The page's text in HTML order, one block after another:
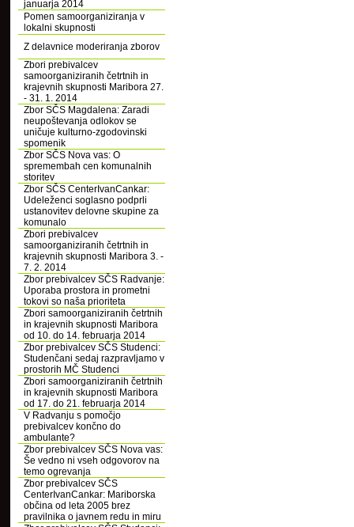
januarja 2014
Pomen samoorganiziranja v
lokalni skupnosti
Z delavnice moderiranja zborov
Zbori prebivalcev
samoorganiziranih četrtnih in
krajevnih skupnosti Maribora 27.
- 31. 1. 2014
Zbor SČS Magdalena: Zaradi
neupoštevanja odlokov se
uničuje kulturno-zgodovinski
spomenik
Zbor SČS Nova vas: O
spremembah cen komunalnih
storitev
Zbor SČS CenterIvanCankar:
Udeleženci soglasno podprli
ustanovitev delovne skupine za
komunalo
Zbori prebivalcev
samoorganiziranih četrtnih in
krajevnih skupnosti Maribora 3. -
7. 2. 2014
Zbor prebivalcev SČS Radvanje:
Uporaba prostora in prometni
tokovi so naša prioriteta
Zbori samoorganiziranih četrtnih
in krajevnih skupnosti Maribora
od 10. do 14. februarja 2014
Zbor prebivalcev SČS Studenci:
Studenčani sedaj razpravljamo v
prostorih MČ Studenci
Zbori samoorganiziranih četrtnih
in krajevnih skupnosti Maribora
od 17. do 21. februarja 2014
V Radvanju s pomočjo
prebivalcev končno do
ambulante?
Zbor prebivalcev SČS Nova vas:
Še vedno ni vseh odgovorov na
temo ogrevanja
Zbor prebivalcev SČS
CenterIvanCankar: Mariborska
občina od leta 2005 brez
pravilnika o javnem redu in miru